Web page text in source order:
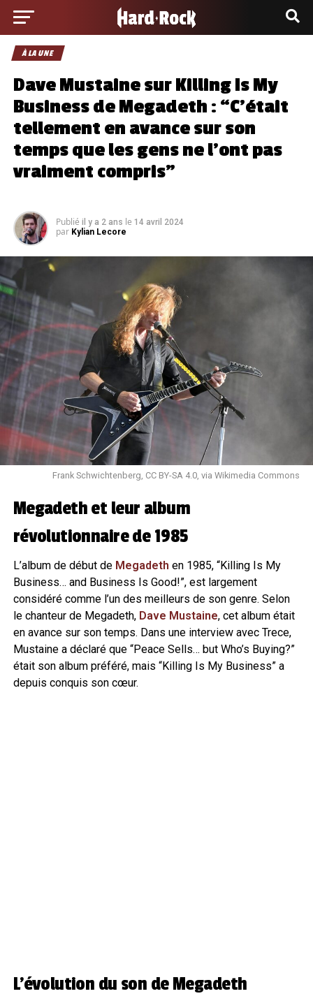
À LA UNE
Dave Mustaine sur Killing Is My
Business de Megadeth : “C’était
tellement en avance sur son
temps que les gens ne l’ont pas
vraiment compris”
Publié il y a 2 ans le 14 avril 2024
par Kylian Lecore
Frank Schwichtenberg, CC BY-SA 4.0, via Wikimedia Commons
Megadeth et leur album
révolutionnaire de 1985
L’album de début de Megadeth en 1985, “Killing Is My
Business… and Business Is Good!”, est largement
considéré comme l’un des meilleurs de son genre. Selon
le chanteur de Megadeth, Dave Mustaine, cet album était
en avance sur son temps. Dans une interview avec Trece,
Mustaine a déclaré que “Peace Sells… but Who’s Buying?”
était son album préféré, mais “Killing Is My Business” a
depuis conquis son cœur.
L’évolution du son de Megadeth